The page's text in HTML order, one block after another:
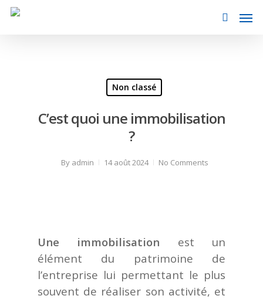
Non classé
C’est quoi une immobilisation
?
By admin 14 août 2024 No Comments
Une immobilisation est un
élément du patrimoine de
l’entreprise lui permettant le plus
souvent de réaliser son activité, et